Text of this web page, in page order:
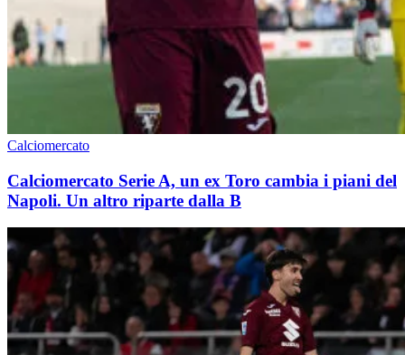
Calciomercato
Calciomercato Serie A, un ex Toro cambia i piani del
Napoli. Un altro riparte dalla B